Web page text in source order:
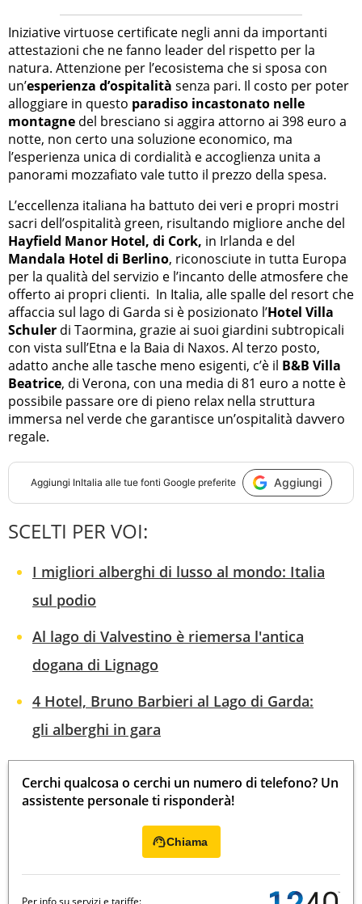
Iniziative virtuose certificate negli anni da importanti
attestazioni che ne fanno leader del rispetto per la
natura. Attenzione per l’ecosistema che si sposa con
un’esperienza d’ospitalità senza pari. Il costo per poter
alloggiare in questo paradiso incastonato nelle
montagne del bresciano si aggira attorno ai 398 euro a
notte, non certo una soluzione economico, ma
l’esperienza unica di cordialità e accoglienza unita a
panorami mozzafiato vale tutto il prezzo della spesa.
L’eccellenza italiana ha battuto dei veri e propri mostri
sacri dell’ospitalità green, risultando migliore anche del
Hayfield Manor Hotel, di Cork, in Irlanda e del
Mandala Hotel di Berlino, riconosciute in tutta Europa
per la qualità del servizio e l’incanto delle atmosfere che
offerto ai propri clienti. In Italia, alle spalle del resort che
affaccia sul lago di Garda si è posizionato l’Hotel Villa
Schuler di Taormina, grazie ai suoi giardini subtropicali
con vista sull’Etna e la Baia di Naxos. Al terzo posto,
adatto anche alle tasche meno esigenti, c’è il B&B Villa
Beatrice, di Verona, con una media di 81 euro a notte è
possibile passare ore di pieno relax nella struttura
immersa nel verde che garantisce un’ospitalità davvero
regale.
Aggiungi InItalia alle tue fonti Google preferite Aggiungi
SCELTI PER VOI:
I migliori alberghi di lusso al mondo: Italia
sul podio
Al lago di Valvestino è riemersa l'antica
dogana di Lignago
4 Hotel, Bruno Barbieri al Lago di Garda:
gli alberghi in gara
Cerchi qualcosa o cerchi un numero di telefono? Un
assistente personale ti risponderà!
Chiama
Per info su servizi e tariffe: